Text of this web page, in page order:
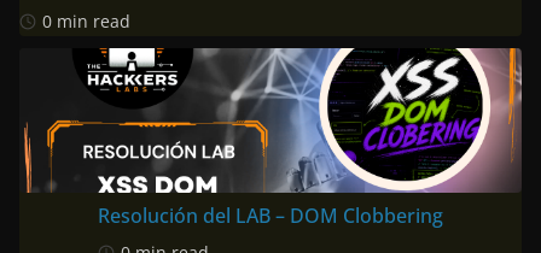
0 min read
Resolución del LAB – DOM Clobbering